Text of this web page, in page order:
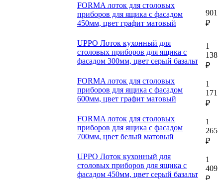
FORMA лоток для столовых
приборов для ящика c фасадом
450мм, цвет графит матовый
901
₽
UPPO Лоток кухонный для
столовых приборов для ящика c
фасадом 300мм, цвет серый базальт
1
138
₽
FORMA лоток для столовых
приборов для ящика c фасадом
600мм, цвет графит матовый
1
171
₽
FORMA лоток для столовых
приборов для ящика c фасадом
700мм, цвет белый матовый
1
265
₽
UPPO Лоток кухонный для
столовых приборов для ящика c
фасадом 450мм, цвет серый базальт
1
409